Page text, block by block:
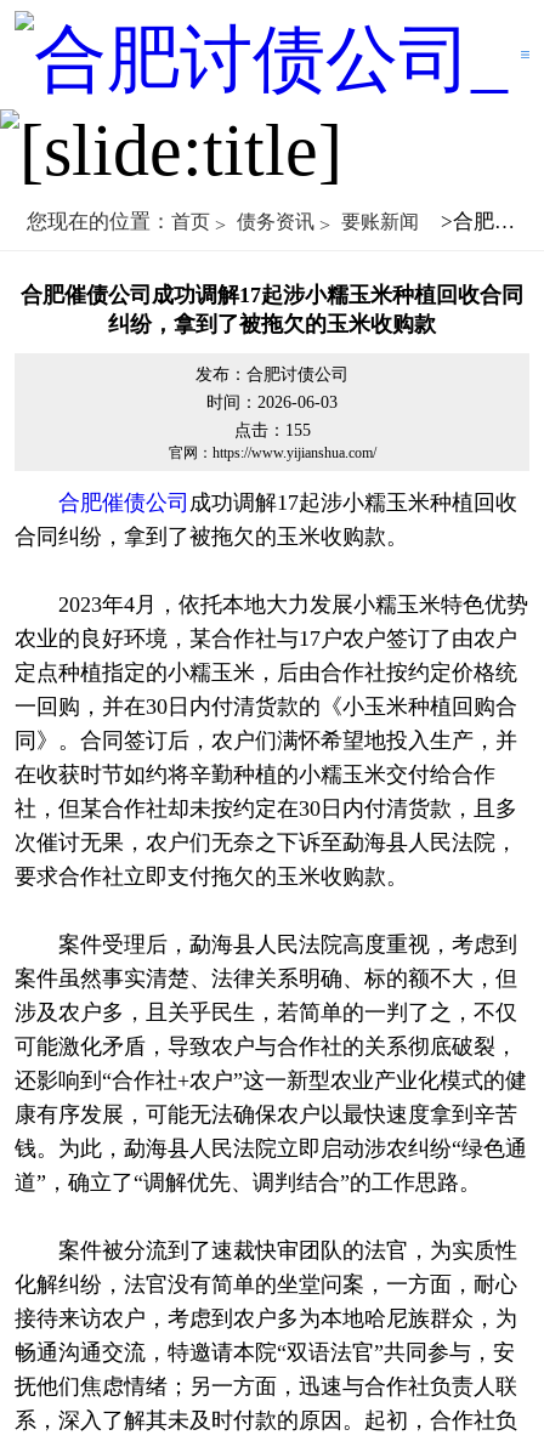
您现在的位置： 首页 债务资讯 要账新闻 >合肥催债公司成功调解17起涉小糯玉米种植回收合同纠纷，拿到了被拖欠的玉米收购款
合肥催债公司成功调解17起涉小糯玉米种植回收合同
纠纷，拿到了被拖欠的玉米收购款
发布：合肥讨债公司
时间：2026-06-03
点击： 155
官网：https://www.yijianshua.com/
合肥催债公司 成功调解17起涉小糯玉米种植回收
合同纠纷，拿到了被拖欠的玉米收购款。
2023年4月，依托本地大力发展小糯玉米特色优势
农业的良好环境，某合作社与17户农户签订了由农户
定点种植指定的小糯玉米，后由合作社按约定价格统
一回购，并在30日内付清货款的《小玉米种植回购合
同》。合同签订后，农户们满怀希望地投入生产，并
在收获时节如约将辛勤种植的小糯玉米交付给合作
社，但某合作社却未按约定在30日内付清货款，且多
次催讨无果，农户们无奈之下诉至勐海县人民法院，
要求合作社立即支付拖欠的玉米收购款。
案件受理后，勐海县人民法院高度重视，考虑到
案件虽然事实清楚、法律关系明确、标的额不大，但
涉及农户多，且关乎民生，若简单的一判了之，不仅
可能激化矛盾，导致农户与合作社的关系彻底破裂，
还影响到“合作社+农户”这一新型农业产业化模式的健
康有序发展，可能无法确保农户以最快速度拿到辛苦
钱。为此，勐海县人民法院立即启动涉农纠纷“绿色通
道”，确立了“调解优先、调判结合”的工作思路。
案件被分流到了速裁快审团队的法官，为实质性
化解纠纷，法官没有简单的坐堂问案，一方面，耐心
接待来访农户，考虑到农户多为本地哈尼族群众，为
畅通沟通交流，特邀请本院“双语法官”共同参与，安
抚他们焦虑情绪；另一方面，迅速与合作社负责人联
系，深入了解其未及时付款的原因。起初，合作社负